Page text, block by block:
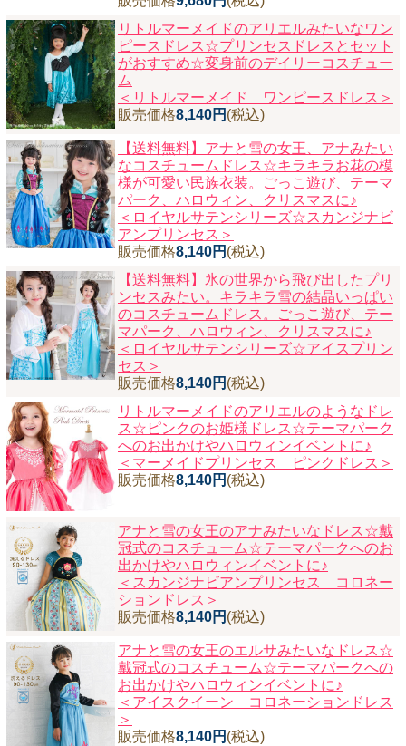
リトルマーメイドのアリエルみたいなワン
ピースドレス☆プリンセスドレスとセット
がおすすめ☆変身前のデイリーコスチュー
ム
＜リトルマーメイド ワンピースドレス＞
販売価格8,140円 (税込)
【送料無料】アナと雪の女王、アナみたい
なコスチュームドレス☆キラキラお花の模
様が可愛い民族衣装。ごっこ遊び、テーマ
パーク、ハロウィン、クリスマスに♪
＜ロイヤルサテンシリーズ☆スカンジナビ
アンプリンセス＞
販売価格8,140円 (税込)
【送料無料】氷の世界から飛び出したプリ
ンセスみたい。キラキラ雪の結晶いっぱい
のコスチュームドレス。ごっこ遊び、テー
マパーク、ハロウィン、クリスマスに♪
＜ロイヤルサテンシリーズ☆アイスプリン
セス＞
販売価格8,140円 (税込)
リトルマーメイドのアリエルのようなドレ
ス☆ピンクのお姫様ドレス☆テーマパーク
へのお出かけやハロウィンイベントに♪
＜マーメイドプリンセス ピンクドレス＞
販売価格8,140円 (税込)
アナと雪の女王のアナみたいなドレス☆戴
冠式のコスチューム☆テーマパークへのお
出かけやハロウィンイベントに♪
＜スカンジナビアンプリンセス コロネー
ションドレス＞
販売価格8,140円 (税込)
アナと雪の女王のエルサみたいなドレス☆
戴冠式のコスチューム☆テーマパークへの
お出かけやハロウィンイベントに♪
＜アイスクイーン コロネーションドレス
＞
販売価格8,140円 (税込)